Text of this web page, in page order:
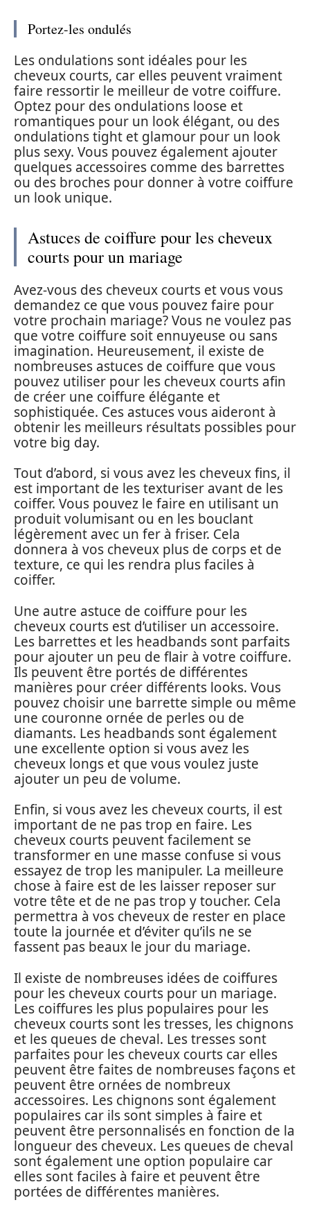
Portez-les ondulés
Les ondulations sont idéales pour les
cheveux courts, car elles peuvent vraiment
faire ressortir le meilleur de votre coiffure.
Optez pour des ondulations loose et
romantiques pour un look élégant, ou des
ondulations tight et glamour pour un look
plus sexy. Vous pouvez également ajouter
quelques accessoires comme des barrettes
ou des broches pour donner à votre coiffure
un look unique.
Astuces de coiffure pour les cheveux
courts pour un mariage
Avez-vous des cheveux courts et vous vous
demandez ce que vous pouvez faire pour
votre prochain mariage? Vous ne voulez pas
que votre coiffure soit ennuyeuse ou sans
imagination. Heureusement, il existe de
nombreuses astuces de coiffure que vous
pouvez utiliser pour les cheveux courts afin
de créer une coiffure élégante et
sophistiquée. Ces astuces vous aideront à
obtenir les meilleurs résultats possibles pour
votre big day.
Tout d’abord, si vous avez les cheveux fins, il
est important de les texturiser avant de les
coiffer. Vous pouvez le faire en utilisant un
produit volumisant ou en les bouclant
légèrement avec un fer à friser. Cela
donnera à vos cheveux plus de corps et de
texture, ce qui les rendra plus faciles à
coiffer.
Une autre astuce de coiffure pour les
cheveux courts est d’utiliser un accessoire.
Les barrettes et les headbands sont parfaits
pour ajouter un peu de flair à votre coiffure.
Ils peuvent être portés de différentes
manières pour créer différents looks. Vous
pouvez choisir une barrette simple ou même
une couronne ornée de perles ou de
diamants. Les headbands sont également
une excellente option si vous avez les
cheveux longs et que vous voulez juste
ajouter un peu de volume.
Enfin, si vous avez les cheveux courts, il est
important de ne pas trop en faire. Les
cheveux courts peuvent facilement se
transformer en une masse confuse si vous
essayez de trop les manipuler. La meilleure
chose à faire est de les laisser reposer sur
votre tête et de ne pas trop y toucher. Cela
permettra à vos cheveux de rester en place
toute la journée et d’éviter qu’ils ne se
fassent pas beaux le jour du mariage.
Il existe de nombreuses idées de coiffures
pour les cheveux courts pour un mariage.
Les coiffures les plus populaires pour les
cheveux courts sont les tresses, les chignons
et les queues de cheval. Les tresses sont
parfaites pour les cheveux courts car elles
peuvent être faites de nombreuses façons et
peuvent être ornées de nombreux
accessoires. Les chignons sont également
populaires car ils sont simples à faire et
peuvent être personnalisés en fonction de la
longueur des cheveux. Les queues de cheval
sont également une option populaire car
elles sont faciles à faire et peuvent être
portées de différentes manières.